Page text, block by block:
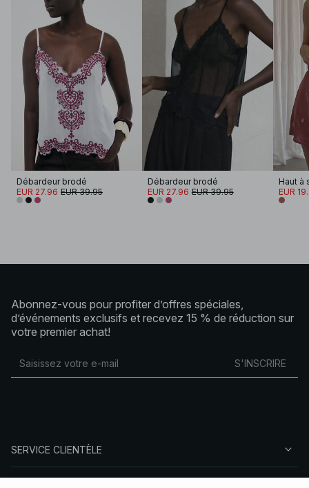
Débardeur brodé
EUR 27.96 EUR 39.95
Débardeur brodé
EUR 27.96 EUR 39.95 EUR
Abonnez-vous pour profiter d’offres spéciales,
d’événements exclusifs et recevez 15 % de réduction sur
votre premier achat!
S'INSCRIRE
SERVICE CLIENTÈLE